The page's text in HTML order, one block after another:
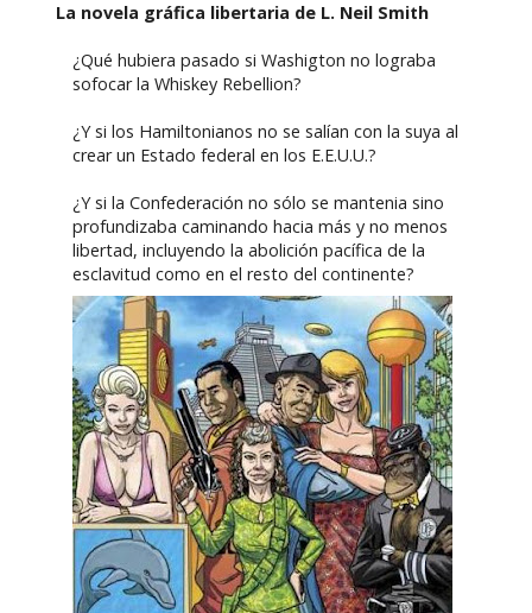
La novela gráfica libertaria de L. Neil Smith
¿Qué hubiera pasado si Washigton no lograba
sofocar la Whiskey Rebellion?
¿Y si los Hamiltonianos no se salían con la suya al
crear un Estado federal en los E.E.U.U.?
¿Y si la Confederación no sólo se mantenia sino
profundizaba caminando hacia más y no menos
libertad, incluyendo la abolición pacífica de la
esclavitud como en el resto del continente?